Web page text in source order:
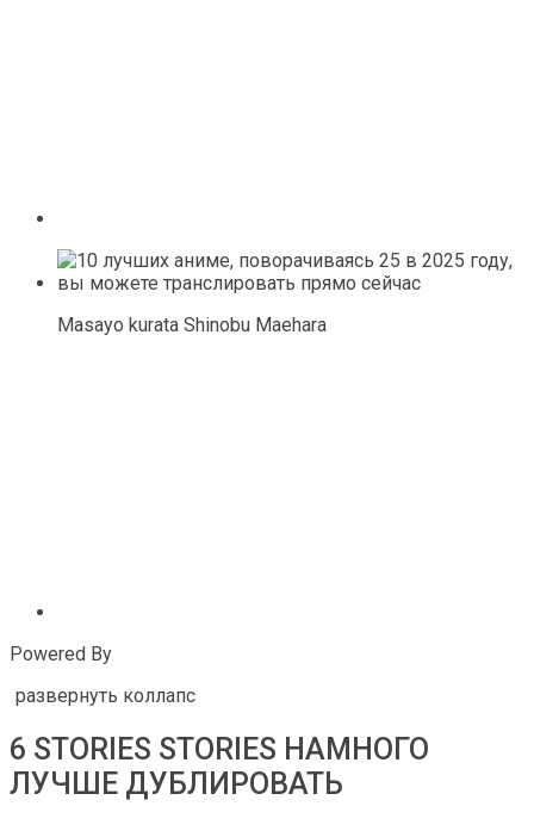
Masayo kurata Shinobu Maehara
Powered By
развернуть коллапс
6 STORIES STORIES НАМНОГО
ЛУЧШЕ ДУБЛИРОВАТЬ